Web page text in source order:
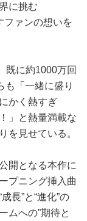
に挑む
ファンの想いを
既に約1000万回
も「一緒に盛り
かく熱すぎ
」と熱量満載な
を見せている。
開となる本作に
プニング挿入曲
長”と“進化”の
ムへの”期待と